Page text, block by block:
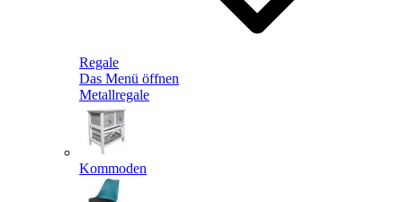
Regale
Das Menü öffnen
Metallregale
Kommoden